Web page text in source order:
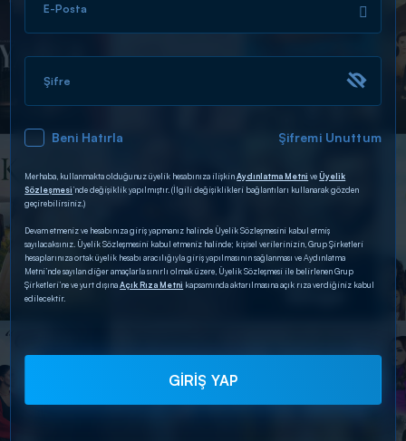
DİĞER SONUÇLAR
E-Posta
Şifre
Beni Hatırla Şifremi Unuttum
Merhaba, kullanmakta olduğunuz üyelik hesabınıza ilişkinAydınlatma Metni veÜyelik
Sözleşmesi’nde değişiklik yapılmıştır. (İlgili değişiklikleri bağlantıları kullanarak gözden
geçirebilirsiniz.)
Devam etmeniz ve hesabınıza giriş yapmanız halinde Üyelik Sözleşmesini kabul etmiş
sayılacaksınız. Üyelik Sözleşmesini kabul etmeniz halinde; kişisel verilerinizin, Grup Şirketleri
hesaplarınıza ortak üyelik hesabı aracılığıyla giriş yapılmasının sağlanması ve Aydınlatma
Metni’nde sayılan diğer amaçlarla sınırlı olmak üzere, Üyelik Sözleşmesi ile belirlenen Grup
Şirketleri’ne ve yurt dışınaAçık Rıza Metni kapsamında aktarılmasına açık rıza verdiğiniz kabul
edilecektir.
GİRİŞ YAP